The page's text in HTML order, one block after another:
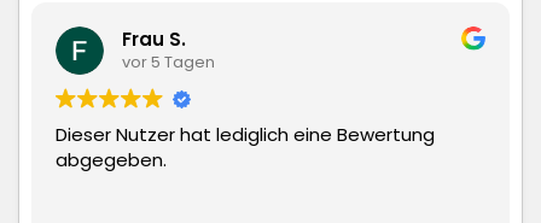
lediglich eine Bewertung
Matthias
Superschnelle